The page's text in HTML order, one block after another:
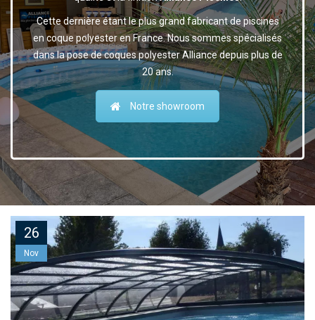
Cette dernière étant le plus grand fabricant de piscines
en coque polyester en France. Nous sommes spécialisés
dans la pose de coques polyester Alliance depuis plus de
20 ans.
Notre showroom
26
Nov